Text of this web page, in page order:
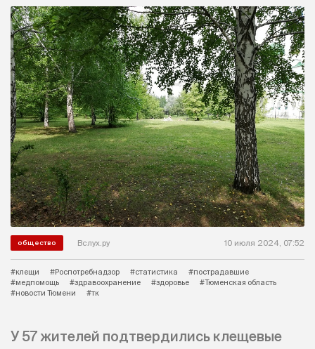
общество Вслух.ру 10 июля 2024, 07:52
#клещи #Роспотребнадзор #статистика
#пострадавшие
#медпомощь
#здравоохранение #здоровье
#Тюменская область
#новости Тюмени
#тк
У 57 жителей подтвердились клещевые